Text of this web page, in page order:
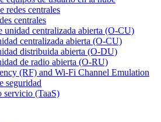
redes centrales
centrales
unidad centralizada abierta (O-CU)
centralizada abierta (O-CU)
distribuida abierta (O-DU)
de radio abierta (O-RU)
(RF) and Wi-Fi Channel Emulation
seguridad
servicio (TaaS)